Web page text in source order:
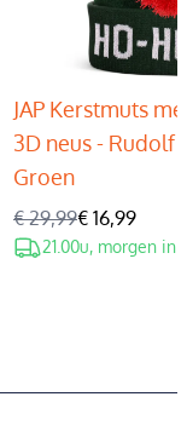
JAP Kerstmuts
3D neus - Rudolf
Groen
€ 29,99€ 16,99
21.00u, morgen in